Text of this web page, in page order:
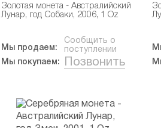
Золотая монета - Австралийский
Лунар, год Собаки, 2006, 1 Oz
Мы продаем:
Сообщить о
поступлении
Мы покупаем:
Позвонить